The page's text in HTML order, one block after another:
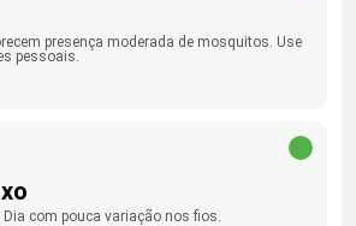
presença moderada de mosquitos. Use
pessoais.
Dia com pouca variação nos fios.